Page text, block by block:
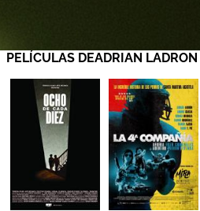
PELÍCULAS DEADRIAN LADRON